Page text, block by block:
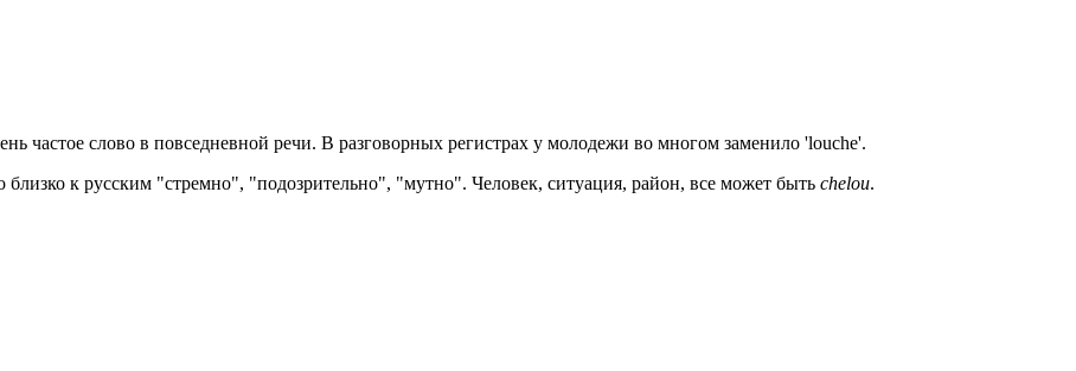
частое слово в повседневной речи. В разговорных регистрах у молодежи во многом заменило 'louche'.
близко к русским "стремно", "подозрительно", "мутно". Человек, ситуация, район, все может быть chelou.